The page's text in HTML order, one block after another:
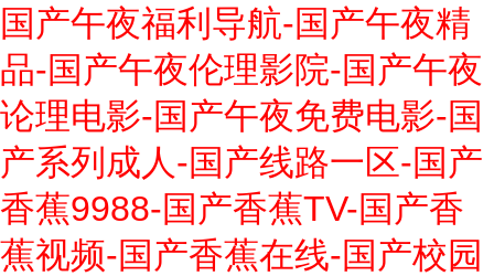
国产午夜福利导航-国产午夜精
品-国产午夜伦理影院-国产午夜
论理电影-国产午夜免费电影-国
产系列成人-国产线路一区-国产
香蕉9988-国产香蕉TV-国产香
蕉视频-国产香蕉在线-国产校园